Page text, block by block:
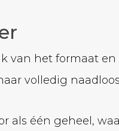
van het formaat
volledig
als één geheel,